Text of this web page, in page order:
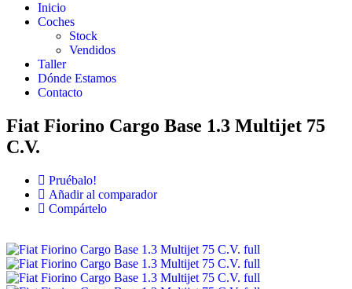
Inicio
Coches
Stock
Vendidos
Taller
Dónde Estamos
Contacto
Fiat Fiorino Cargo Base 1.3 Multijet 75
C.V.
Pruébalo!
Añadir al comparador
Compártelo